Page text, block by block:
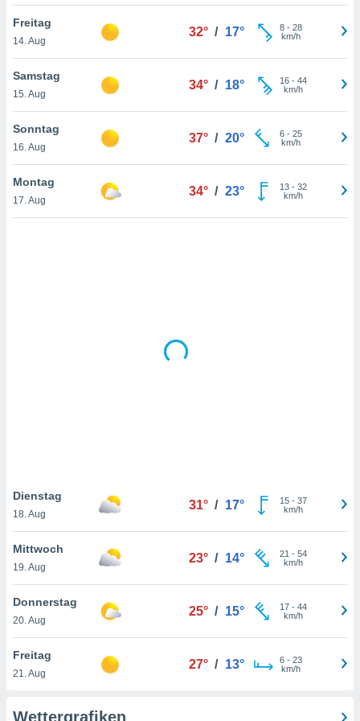
der
weiterhin
nicht
von
und
auf
klicken.
Freitag
14. Aug
32° / 17° 8- 28
km/h
Samstag
15. Aug
34° / 18° 16- 44
km/h
Sonntag
16. Aug
37° / 20° 6- 25
km/h
Montag
17. Aug
34° / 23° 13- 32
km/h
Dienstag
18. Aug
31° / 17° 15- 37
km/h
Mittwoch
19. Aug
23° / 14° 21 - 54
km/h
Donnerstag
20. Aug
25° / 15° 17- 44
km/h
Freitag
21. Aug
27° / 13° 6- 23
km/h
Wettergrafiken